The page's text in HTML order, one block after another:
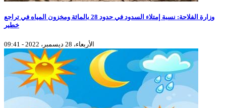
وزارة الفلاحة: نسبة إمتلاء السدود في حدود 28 بالمائة ومخزون المياه في تراجع
خطير
الأربعاء، 28 ديسمبر، 2022 - 09:41